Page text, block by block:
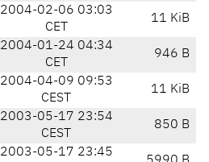
2004-02-06 03:03
CET
11 KiB
2004-01-24 04:34
CET
946 B
2004-04-09 09:53
CEST
11 KiB
2003-05-17 23:54
CEST
850 B
2003-05-17 23:45